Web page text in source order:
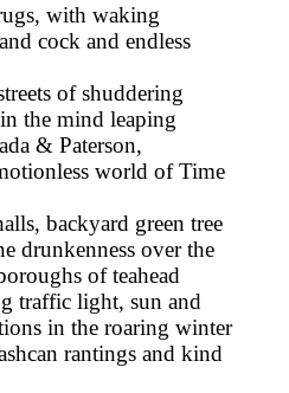
with waking
cock and endless
of shuddering
the mind leaping
& Paterson,
world of Time
backyard green tree
drunkenness over the
of teahead
traffic light, sun and
in the roaring winter
rantings and kind